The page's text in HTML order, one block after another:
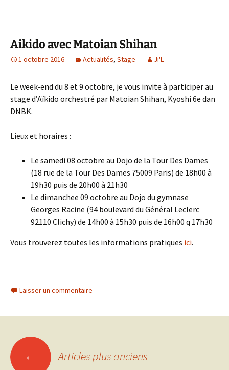
Aikido avec Matoian Shihan
1 octobre 2016 Actualités, Stage Ji'L
Le week-end du 8 et 9 octobre, je vous invite à participer au
stage d’Aïkido orchestré par Matoian Shihan, Kyoshi 6e dan
DNBK.
Lieux et horaires :
Le samedi 08 octobre au Dojo de la Tour Des Dames
(18 rue de la Tour Des Dames 75009 Paris) de 18h00 à
19h30 puis de 20h00 à 21h30
Le dimanchee 09 octobre au Dojo du gymnase
Georges Racine (94 boulevard du Général Leclerc
92110 Clichy) de 14h00 à 15h30 puis de 16h00 q 17h30
Vous trouverez toutes les informations pratiques ici.
Laisser un commentaire
Navigation
← Articles plus anciens